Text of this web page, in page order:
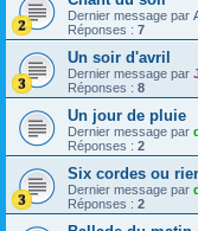
Dernier message par
Réponses : 7
Un soir d'avril
Dernier message par
Réponses : 8
Un jour de pluie
Dernier message par
Réponses : 2
Six cordes ou
Dernier message par
Réponses : 2